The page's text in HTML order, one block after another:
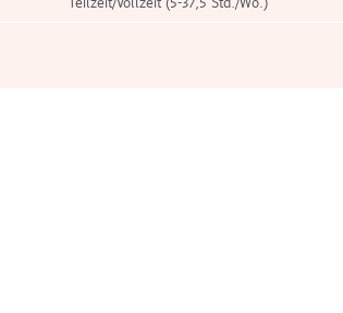
Teilzeit/Vollzeit (5-37,5 Std./Wo.)